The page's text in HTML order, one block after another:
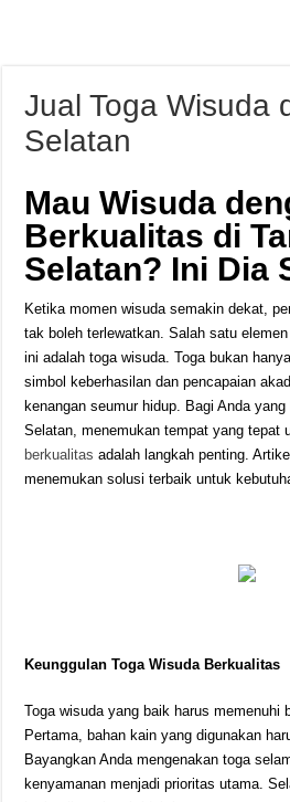
Jual Toga Wisuda
Selatan
Mau Wisuda
Berkualitas di
Selatan? Ini Dia
Ketika momen wisuda semakin dekat,
tak boleh terlewatkan. Salah satu
ini adalah toga wisuda. Toga bukan
simbol keberhasilan dan pencapaian
kenangan seumur hidup. Bagi Anda
Selatan, menemukan tempat yang tepat
berkualitas adalah langkah penting.
menemukan solusi terbaik untuk
Keunggulan Toga Wisuda Berkualitas
Toga wisuda yang baik harus memenuhi
Pertama, bahan kain yang digunakan
Bayangkan Anda mengenakan toga
kenyamanan menjadi prioritas utama.